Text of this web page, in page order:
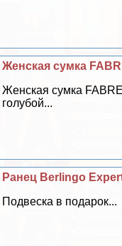
Женская сумка
Женская сумка
гoлyбой...
Ранец Berlingo
Подвеска в подарок...